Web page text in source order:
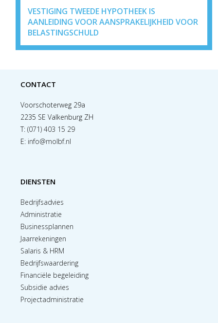
VESTIGING TWEEDE HYPOTHEEK IS
AANLEIDING VOOR AANSPRAKELIJKHEID VOOR
BELASTINGSCHULD
CONTACT
Voorschoterweg 29a
2235 SE Valkenburg ZH
T:(071) 403 15 29
E: info@molbf.nl
DIENSTEN
Bedrijfsadvies
Administratie
Businessplannen
Jaarrekeningen
Salaris & HRM
Bedrijfswaardering
Financiële begeleiding
Subsidie advies
Projectadministratie